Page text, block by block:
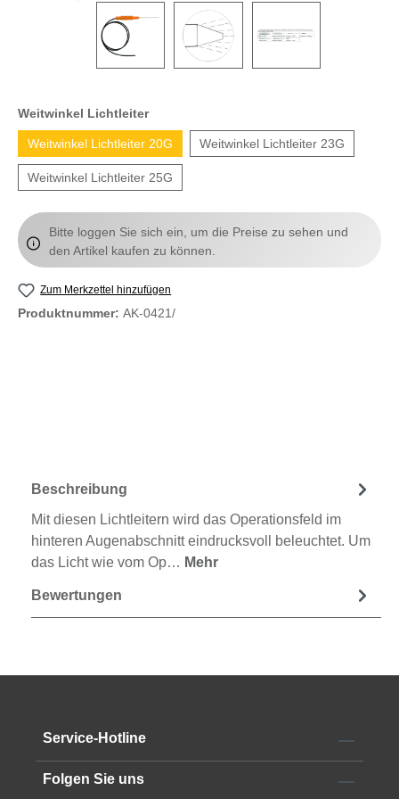
Weitwinkel Lichtleiter
Weitwinkel Lichtleiter 20G Weitwinkel Lichtleiter 23G
Weitwinkel Lichtleiter 25G
Bitte loggen Sie sich ein, um die Preise zu sehen und
den Artikel kaufen zu können.
Zum Merkzettel hinzufügen
Produktnummer: AK-0421/
Beschreibung
Mit diesen Lichtleitern wird das Operationsfeld im
hinteren Augenabschnitt eindrucksvoll beleuchtet. Um
das Licht wie vom Op… Mehr
Bewertungen
Service-Hotline
Folgen Sie uns